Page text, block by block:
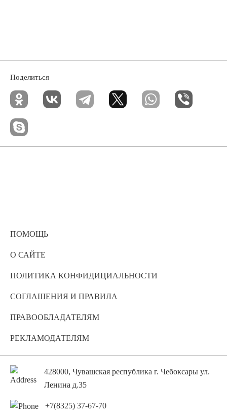
Поделиться
ПОМОЩЬ
О САЙТЕ
ПОЛИТИКА КОНФИДИЦИАЛЬНОСТИ
СОГЛАШЕНИЯ И ПРАВИЛА
ПРАВООБЛАДАТЕЛЯМ
РЕКЛАМОДАТЕЛЯМ
428000, Чувашская республика г. Чебоксары ул.
Ленина д.35
+7(8325) 37-67-70